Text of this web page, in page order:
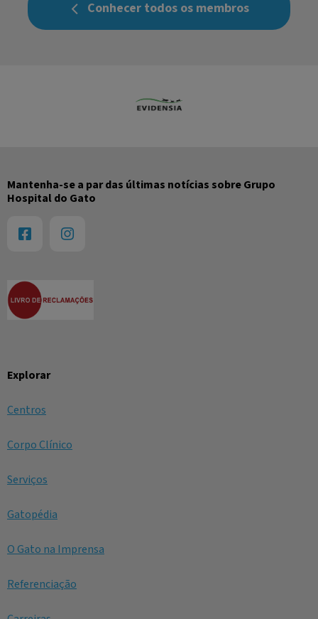
Conhecer todos os membros
Explorar
Centros
Corpo Clínico
Serviços
Gatopédia
O Gato na Imprensa
Referenciação
Mantenha-se a par das últimas notícias sobre Grupo
Hospital do Gato